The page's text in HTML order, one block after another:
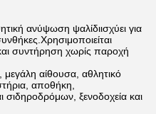
ανύψωση ψαλίδιισχύει για
Χρησιμοποιείται
συντήρηση χωρίς παροχή
αίθουσα, αθλητικό
αποθήκη,
ξενοδοχεία και